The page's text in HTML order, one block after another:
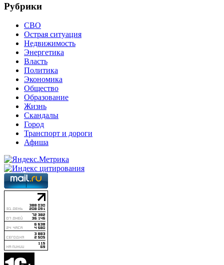
Рубрики
СВО
Острая ситуация
Недвижимость
Энергетика
Власть
Политика
Экономика
Общество
Образование
Жизнь
Скандалы
Город
Транспорт и дороги
Афиша